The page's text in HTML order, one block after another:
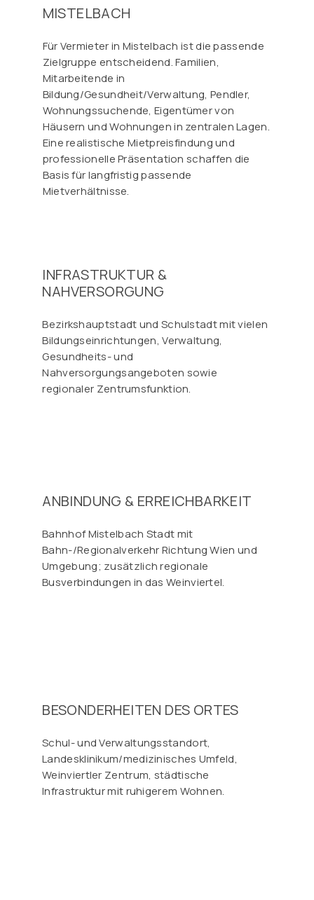
MISTELBACH
Für Vermieter in Mistelbach ist die passende
Zielgruppe entscheidend. Familien,
Mitarbeitende in
Bildung/Gesundheit/Verwaltung, Pendler,
Wohnungssuchende, Eigentümer von
Häusern und Wohnungen in zentralen Lagen.
Eine realistische Mietpreisfindung und
professionelle Präsentation schaffen die
Basis für langfristig passende
Mietverhältnisse.
INFRASTRUKTUR &
NAHVERSORGUNG
Bezirkshauptstadt und Schulstadt mit vielen
Bildungseinrichtungen, Verwaltung,
Gesundheits- und
Nahversorgungsangeboten sowie
regionaler Zentrumsfunktion.
ANBINDUNG & ERREICHBARKEIT
Bahnhof Mistelbach Stadt mit
Bahn-/Regionalverkehr Richtung Wien und
Umgebung; zusätzlich regionale
Busverbindungen in das Weinviertel.
BESONDERHEITEN DES ORTES
Schul- und Verwaltungsstandort,
Landesklinikum/medizinisches Umfeld,
Weinviertler Zentrum, städtische
Infrastruktur mit ruhigerem Wohnen.